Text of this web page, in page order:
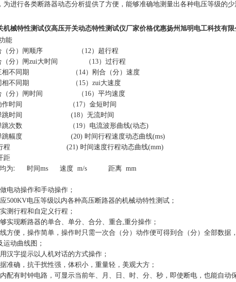
为进行各类断路器动态分析提供了方便，能够准确地测量出各种电压等级的
机械特性测试仪高压开关动态特性测试仪厂家价格优惠扬州旭明电工科技有限
能
（分）闸顺序 （ 12）超行程
（分）闸zui大时间 （ 13）过行程
相不同期 （ 14）刚合（分）速度
相不同期 （ 15）zui大速度
（分）闸时间 （ 16）平均速度
作时间 （ 17）金短时间
跳时间 (18）无流时间
跳次数 （ 19）电流波形曲线(动态)
跳幅度 (20) 时间行程速度动态曲线(ms)
程 (21) 时间速度行程动态曲线(mm)
距
为: 时间ms 速度 m/s 距离 mm
电动操作和手动操作；
500KV电压等级以内各种高压断路器的机械动特性测试；
测行程和自定义行程；
实现断路器的单合、单分、合分、重合,重分操作；
方便，操作简单，操作时只需一次合（分）动作便可得到合（分）全部数据
运动曲线图；
汉字提示以人机对话的方式操作；
准确，抗干扰性强，体积小，重量轻，美观大方；
配有时钟电路，可显示当前年、月、日、时、分、秒，即使断电，也能自动